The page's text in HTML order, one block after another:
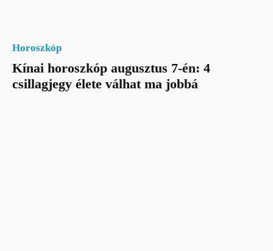
Horoszkóp
Kínai horoszkóp augusztus 7-én: 4
csillagjegy élete válhat ma jobbá